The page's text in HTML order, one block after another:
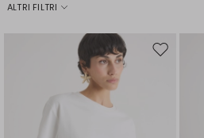
ALTRI FILTRI
Sposta